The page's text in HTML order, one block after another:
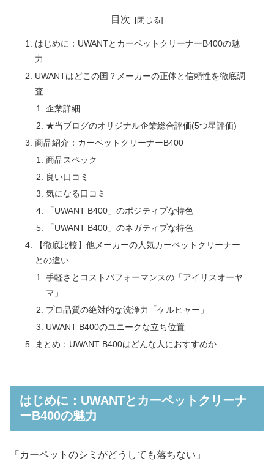
目次
はじめに：UWANTとカーペットクリーナーB400の魅
力
UWANTはどこの国？メーカーの正体と信頼性を徹底調
査
企業詳細
★当ブログのオリジナル企業総合評価(5つ星評価)
商品紹介：カーペットクリーナーB400
商品スペック
良い口コミ
気になる口コミ
「UWANT B400」のポジティブな特色
「UWANT B400」のネガティブな特色
【徹底比較】他メーカーの人気カーペットクリーナー
との違い
手軽さとコストパフォーマンスの「アイリスオーヤ
マ」
プロ品質の絶対的な洗浄力「ケルヒャー」
UWANT B400のユニークな立ち位置
まとめ：UWANT B400はどんな人におすすめか
はじめに：UWANTとカーペットクリーナ
ーB400の魅力
「カーペットのシミがどうしても落ちない」